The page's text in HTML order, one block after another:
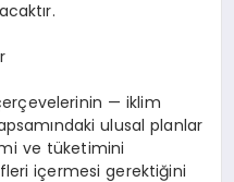
—iklim
ulusal planlar
ve tüketimini
içermesi gerektiğini